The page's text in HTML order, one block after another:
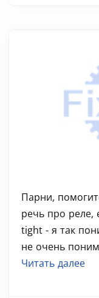
Парни,
речь про реле,
tight - я так
не очень
Читать далее